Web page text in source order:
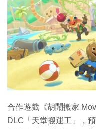
生成式AI與雲端應用
Enterprise Digital
特集
合作遊戲《胡鬧搬家
DLC「天堂搬運工」，